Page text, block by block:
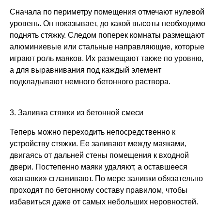
Сначала по периметру помещения отмечают нулевой
уровень. Он показывает, до какой высоты необходимо
поднять стяжку. Следом поперек комнаты размещают
алюминиевые или стальные направляющие, которые
играют роль маяков. Их размещают также по уровню,
а для выравнивания под каждый элемент
подкладывают немного бетонного раствора.
3. Заливка стяжки из бетонной смеси
Теперь можно переходить непосредственно к
устройству стяжки. Ее заливают между маяками,
двигаясь от дальней стены помещения к входной
двери. Постепенно маяки удаляют, а оставшееся
«канавки» сглаживают. По мере заливки обязательно
проходят по бетонному составу правилом, чтобы
избавиться даже от самых небольших неровностей.